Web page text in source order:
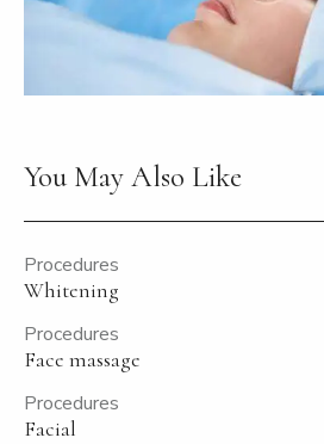
You May Also Like
Procedures
Whitening
Procedures
Face massage
Procedures
Facial